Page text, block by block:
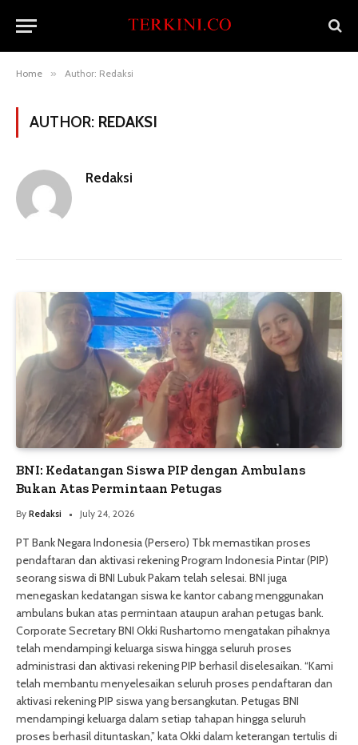
Home » Author: Redaksi
AUTHOR: REDAKSI
Redaksi
BNI: Kedatangan Siswa PIP dengan Ambulans
Bukan Atas Permintaan Petugas
By Redaksi July 24, 2026
PT Bank Negara Indonesia (Persero) Tbk memastikan proses
pendaftaran dan aktivasi rekening Program Indonesia Pintar (PIP)
seorang siswa di BNI Lubuk Pakam telah selesai. BNI juga
menegaskan kedatangan siswa ke kantor cabang menggunakan
ambulans bukan atas permintaan ataupun arahan petugas bank.
Corporate Secretary BNI Okki Rushartomo mengatakan pihaknya
telah mendampingi keluarga siswa hingga seluruh proses
administrasi dan aktivasi rekening PIP berhasil diselesaikan. “Kami
telah membantu menyelesaikan seluruh proses pendaftaran dan
aktivasi rekening PIP siswa yang bersangkutan. Petugas BNI
mendampingi keluarga dalam setiap tahapan hingga seluruh
proses berhasil dituntaskan,” kata Okki dalam keterangan tertulis di